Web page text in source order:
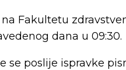
na Fakultetu
dana u 09:30.
se poslije ispravke